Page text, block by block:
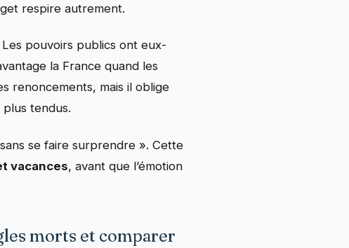
respire autrement.
pouvoirs publics ont eux-
la France quand les
renoncements, mais il oblige
tendus.
se faire surprendre ». Cette
vacances, avant que l’émotion
morts et comparer